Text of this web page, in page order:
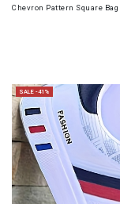
Chevron Pattern Square
SALE -41%